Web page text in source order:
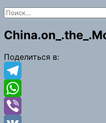
Найти:
Поделиться в:
Telegram
WhatsApp